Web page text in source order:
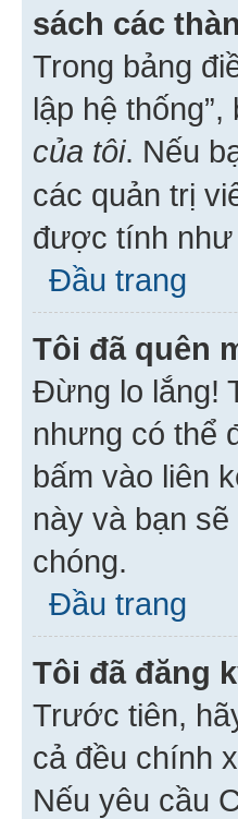
sách các
Trong bảng
lập hệ
của tôi. Nếu
các quản trị
được tính như
Đầu trang
Tôi đã quên
Đừng lo lắng!
nhưng có thể
bấm vào liên
này và bạn
chóng.
Đầu trang
Tôi đã đăng
Trước tiên,
cả đều chính
Nếu yêu cầu